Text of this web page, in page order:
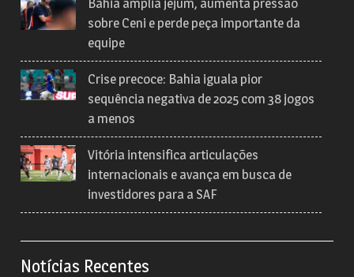
sobre Ceni e perde peça importante da
equipe
Crise precoce: Bahia iguala pior
sequência negativa de 2025 com 38 jogos
a menos
Vitória intensifica articulações
internacionais e avança em busca de
investidores para a SAF
Notícias Recentes